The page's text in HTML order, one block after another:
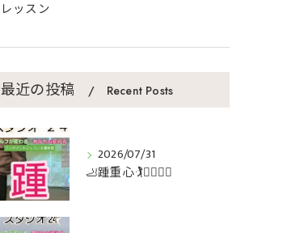
レッスン
最近の投稿 Recent Posts
2026/07/31
🦶踵重心🏌️🏌️‍♀️🏌️‍♂️